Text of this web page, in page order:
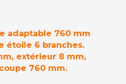
adaptable 760 mm
étoile 6 branches.
extérieur 8 mm,
760 mm.